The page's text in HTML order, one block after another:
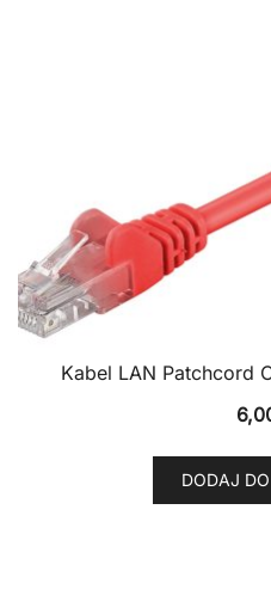
Kabel LAN Patchcord
DODAJ